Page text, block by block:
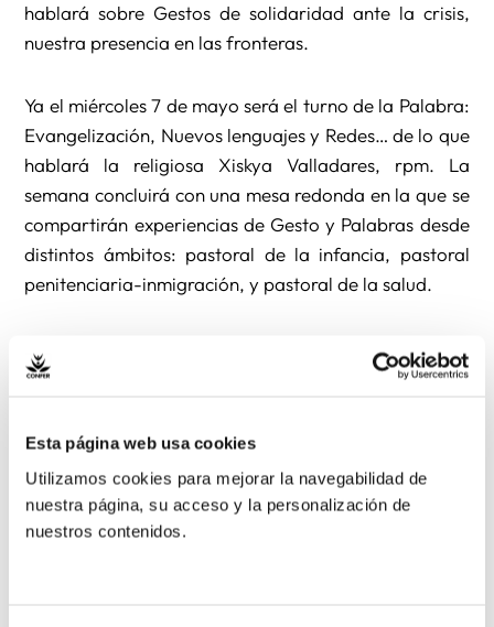
Esta página web usa cookies
Utilizamos cookies para mejorar la navegabilidad de
nuestra página, su acceso y la personalización de
nuestros contenidos.
hablará sobre Gestos de solidaridad ante la crisis,
nuestra presencia en las fronteras.
Ya el miércoles 7 de mayo será el turno de la Palabra:
Evangelización, Nuevos lenguajes y Redes… de lo que
hablará la religiosa Xiskya Valladares, rpm. La
semana concluirá con una mesa redonda en la que se
compartirán experiencias de Gesto y Palabras desde
distintos ámbitos: pastoral de la infancia, pastoral
penitenciaria-inmigración, y pastoral de la salud.
Todas las sesiones comenzarán a las 19h. Para la
matrícula ponerse en contacto con CONSEJO
Tf. 94 4667929 – Fax 94 4667972 E-mail